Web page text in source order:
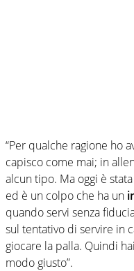
“Per qualche ragione ho
capisco come mai; in
alcun tipo. Ma oggi è
ed è un colpo che ha un
quando servi senza
sul tentativo di servire in
giocare la palla. Quindi
modo giusto”.